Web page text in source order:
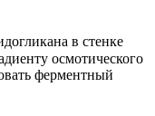
в стенке
осмотического
ферментный